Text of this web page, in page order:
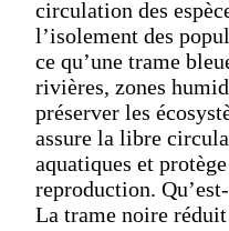
circulation des
l’isolement des
ce qu’une trame
rivières, zones
préserver les
assure la libre
aquatiques et
reproduction.
La trame noire